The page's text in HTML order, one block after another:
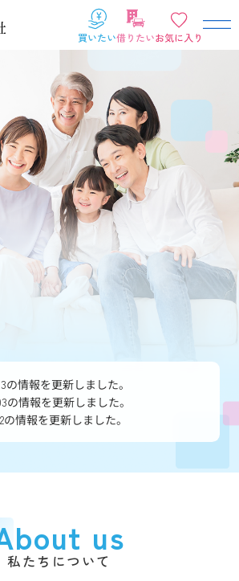
の情報を更新しました。
の情報を更新しました。
の情報を更新しました。
us
私たちについて